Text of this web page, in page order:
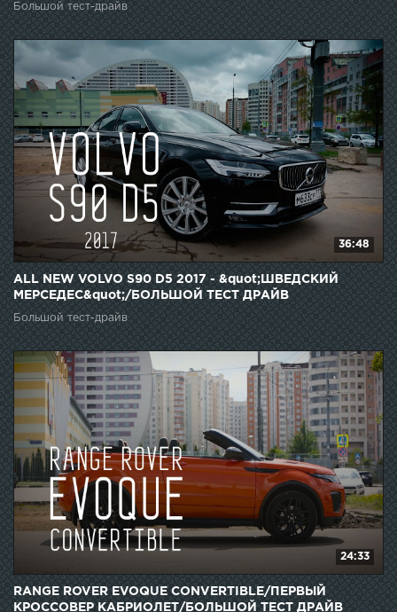
Большой тест-драйв
36:48
ALL NEW VOLVO S90 D5 2017 - &quot;ШВЕДСКИЙ
МЕРСЕДЕС&quot;/БОЛЬШОЙ ТЕСТ ДРАЙВ
Большой тест-драйв
24:33
RANGE ROVER EVOQUE CONVERTIBLE/ПЕРВЫЙ
КРОССОВЕР КАБРИОЛЕТ/БОЛЬШОЙ ТЕСТ ДРАЙВ